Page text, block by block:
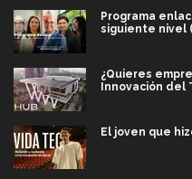
Programa
siguiente nivel
¿Quieres
Innovación del
El joven que